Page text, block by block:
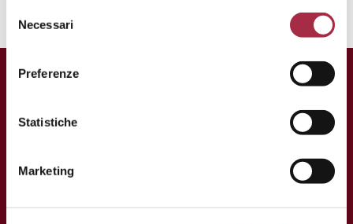
Necessari
Preferenze
Statistiche
Marketing